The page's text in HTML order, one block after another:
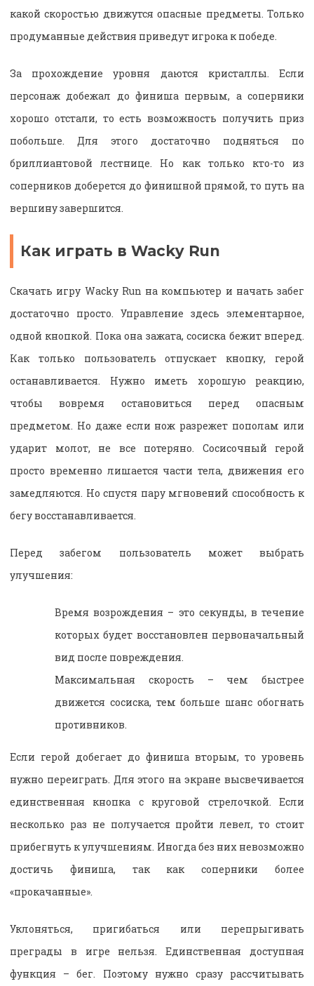
какой скоростью движутся опасные предметы. Только
продуманные действия приведут игрока к победе.
За прохождение уровня даются кристаллы. Если
персонаж добежал до финиша первым, а соперники
хорошо отстали, то есть возможность получить приз
побольше. Для этого достаточно подняться по
бриллиантовой лестнице. Но как только кто-то из
соперников доберется до финишной прямой, то путь на
вершину завершится.
Как играть в Wacky Run
Скачать игру Wacky Run на компьютер и начать забег
достаточно просто. Управление здесь элементарное,
одной кнопкой. Пока она зажата, сосиска бежит вперед.
Как только пользователь отпускает кнопку, герой
останавливается. Нужно иметь хорошую реакцию,
чтобы вовремя остановиться перед опасным
предметом. Но даже если нож разрежет пополам или
ударит молот, не все потеряно. Сосисочный герой
просто временно лишается части тела, движения его
замедляются. Но спустя пару мгновений способность к
бегу восстанавливается.
Перед забегом пользователь может выбрать
улучшения:
Время возрождения – это секунды, в течение
которых будет восстановлен первоначальный
вид после повреждения.
Максимальная скорость – чем быстрее
движется сосиска, тем больше шанс обогнать
противников.
Если герой добегает до финиша вторым, то уровень
нужно переиграть. Для этого на экране высвечивается
единственная кнопка с круговой стрелочкой. Если
несколько раз не получается пройти левел, то стоит
прибегнуть к улучшениям. Иногда без них невозможно
достичь финиша, так как соперники более
«прокачанные».
Уклоняться, пригибаться или перепрыгивать
преграды в игре нельзя. Единственная доступная
функция – бег. Поэтому нужно сразу рассчитывать